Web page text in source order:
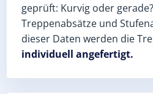
geprüft: Kurvig oder
Treppenabsätze und
dieser Daten werden die
individuell angefertigt.